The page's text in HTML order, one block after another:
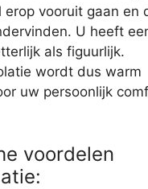
erop vooruit gaan en
U heeft
als figuurlijk.
wordt dus warm
uw persoonlijk
voordelen